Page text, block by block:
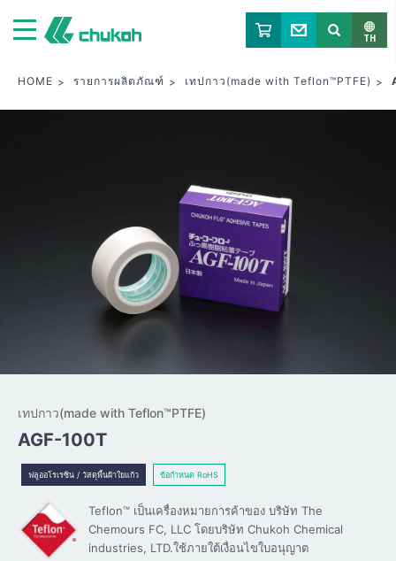
จูโค เคมิคัล อินดัสตรีส์ ลิมิเต็ด
TH
HOME รายการผลิตภัณฑ์ เทปกาว(made with Teflon™PTFE)
เทปกาว(made with Teflon™PTFE)
AGF-100T
ฟลูออโรเรซิน / วัสดุพื้นผ้าใยแก้ว ข้อกำหนด RoHS
Teflon™ เป็นเครื่องหมายการค้าของ บริษัท The
Chemours FC, LLC โดยบริษัท Chukoh Chemical
industries, LTD.ใช้ภายใต้เงื่อนไขใบอนุญาต